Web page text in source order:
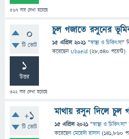
567 বার দেখা হয়েছে
0
টি ভোট
1
উত্তর
322বার দেখা হয়েছে
চুল গজাতে রসুনের
15 এপ্রিল 2021 "স্বাস্থ্য ও চিকিৎসা"
করেছেনUbaeid (28,340 পয়েন্ট)
+1
টি ভোট
মাথায় রসুন দিলে চুল
15 এপ্রিল 2021 "স্বাস্থ্য ও চিকিৎসা"
করেছেনমেহেদী হাসান (141,860